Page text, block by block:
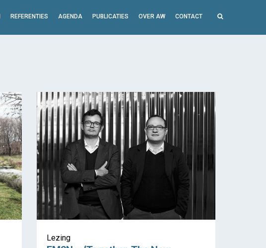
REFERENTIES AGENDA PUBLICATIES OVER AW CONTACT
Lezing